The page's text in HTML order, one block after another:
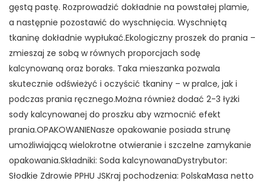
gęstą pastę. Rozprowadzić dokładnie na powstałej plamie,
a następnie pozostawić do wyschnięcia. Wyschniętą
tkaninę dokładnie wypłukać.Ekologiczny proszek do prania –
zmieszaj ze sobą w równych proporcjach sodę
kalcynowaną oraz boraks. Taka mieszanka pozwala
skutecznie odświeżyć i oczyścić tkaniny – w pralce, jak i
podczas prania ręcznego.Można również dodać 2-3 łyżki
sody kalcynowanej do proszku aby wzmocnić efekt
prania.OPAKOWANIENasze opakowanie posiada strunę
umożliwiającą wielokrotne otwieranie i szczelne zamykanie
opakowania.Składniki: Soda kalcynowanaDystrybutor:
Słodkie Zdrowie PPHU JSKraj pochodzenia: PolskaMasa netto